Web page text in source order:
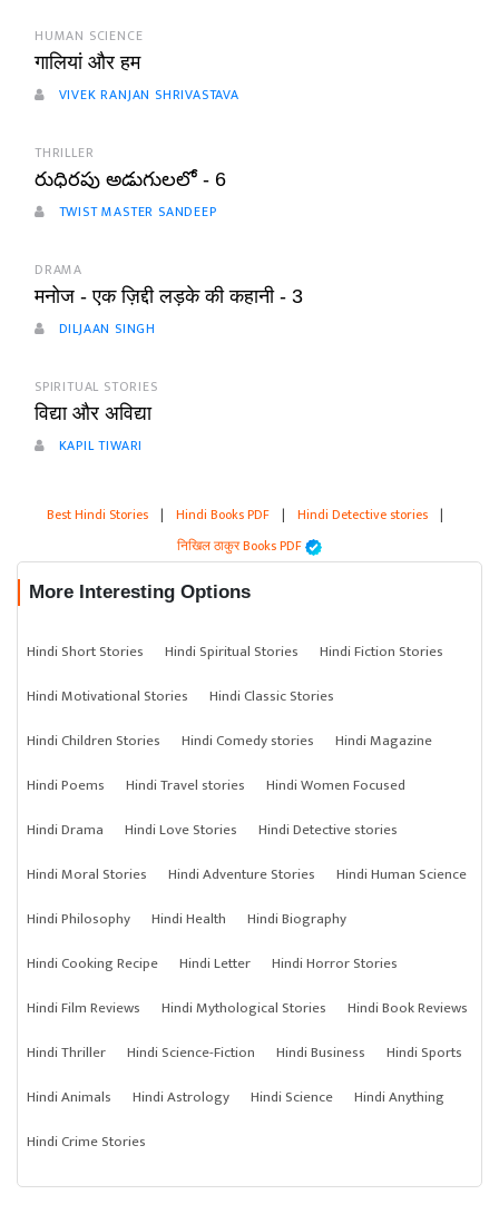
HUMAN SCIENCE
गालियां और हम
VIVEK RANJAN SHRIVASTAVA
THRILLER
రుధిరపు అడుగులలో - 6
TWIST MASTER SANDEEP
DRAMA
मनोज - एक ज़िद्दी लड़के की कहानी - 3
DILJAAN SINGH
SPIRITUAL STORIES
विद्या और अविद्या
KAPIL TIWARI
Best Hindi Stories | Hindi Books PDF | Hindi Detective stories |
निखिल ठाकुर Books PDF
More Interesting Options
Hindi Short Stories Hindi Spiritual Stories
Hindi Fiction Stories
Hindi Motivational Stories
Hindi Classic Stories
Hindi Children Stories
Hindi Comedy stories
Hindi Magazine
Hindi Poems
Hindi Travel stories
Hindi Women Focused
Hindi Drama
Hindi Love Stories
Hindi Detective stories
Hindi Moral Stories
Hindi Adventure Stories
Hindi Human Science
Hindi Philosophy
Hindi Health
Hindi Biography
Hindi Cooking Recipe
Hindi Letter
Hindi Horror Stories
Hindi Film Reviews
Hindi Mythological Stories
Hindi Book Reviews
Hindi Thriller
Hindi Science-Fiction Hindi Business
Hindi Sports
Hindi Animals
Hindi Astrology Hindi Science
Hindi Anything
Hindi Crime Stories